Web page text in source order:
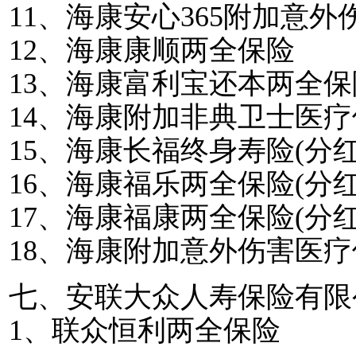
11、海康安心365附加意外
12、海康康顺两全保险
13、海康富利宝还本两全
14、海康附加非典卫士医
15、海康长福终身寿险(分
16、海康福乐两全保险(分
17、海康福康两全保险(分
18、海康附加意外伤害医
七、安联大众人寿保险有
1、联众恒利两全保险